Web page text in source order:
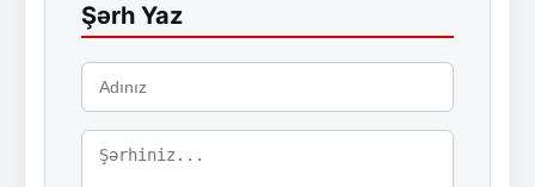
Şərh Yaz